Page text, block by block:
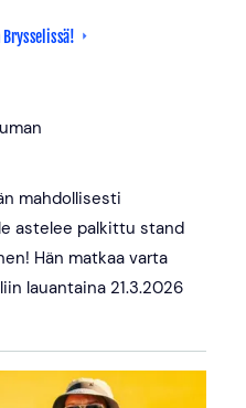
Brysselissä!
mahdollisesti
astelee palkittu stand
Hän matkaa varta
lauantaina 21.3.2026